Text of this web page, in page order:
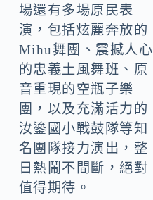
場還有多場原民表
演，包括炫麗奔放的
Mihu舞團、震撼人心
的忠義土風舞班、原
音重現的空瓶子樂
團，以及充滿活力的
汝鎏國小戰鼓隊等知
名團隊接力演出，整
日熱鬧不間斷，絕對
值得期待。